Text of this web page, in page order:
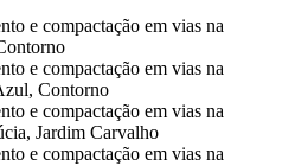
e compactação em vias na
e compactação em vias na
Contorno
e compactação em vias na
Jardim Carvalho
e compactação em vias na